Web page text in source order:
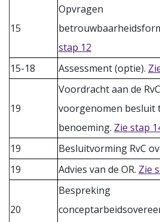
15
Opvragen
stap 12
15-18
Assessment (optie).
19
Voordracht aan de
voorgenomen besluit
benoeming. Zie stap
19
Besluitvorming RvC
19
Advies van de OR. Zie
20
Bespreking